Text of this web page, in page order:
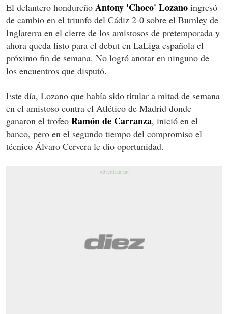
El delantero hondureño Antony 'Choco' Lozano ingresó
de cambio en el triunfo del Cádiz 2-0 sobre el Burnley de
Inglaterra en el cierre de los amistosos de pretemporada y
ahora queda listo para el debut en LaLiga española el
próximo fin de semana. No logró anotar en ninguno de
los encuentros que disputó.
Este día, Lozano que había sido titular a mitad de semana
en el amistoso contra el Atlético de Madrid donde
ganaron el trofeo Ramón de Carranza, inició en el
banco, pero en el segundo tiempo del compromiso el
técnico Álvaro Cervera le dio oportunidad.